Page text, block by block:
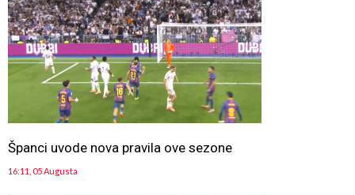
Španci uvode nova pravila ove sezone
16:11, 05 Augusta